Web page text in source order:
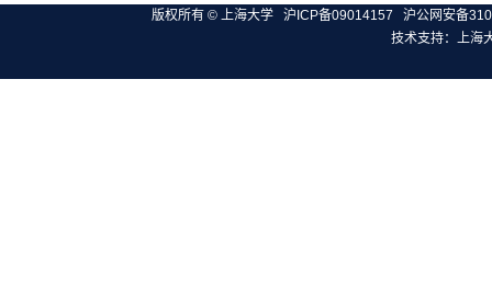
版权所有 © 上海大学 沪ICP备09014157
沪公网安备
技术支持：上海